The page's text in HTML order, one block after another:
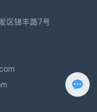
区锦丰路7号